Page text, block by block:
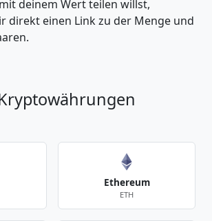
deinem Wert teilen willst,
direkt einen Link zu der Menge und
Ethereum
ETH